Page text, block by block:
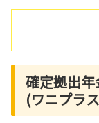
確定拠出
(ワニプラ